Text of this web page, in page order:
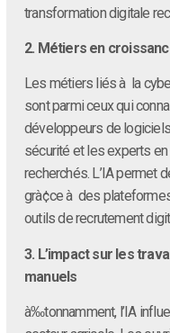
transformation digitale
2. Métiers en
Les métiers liés à la
sont parmi ceux qui
développeurs de
sécurité et les experts
recherchés. L’IA permet
grà¢ce à des
outils de recrutement
3. L’impact sur les
manuels
à‰tonnamment, l’IA